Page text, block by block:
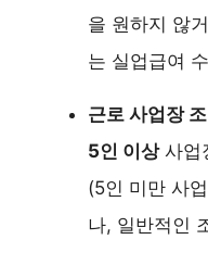
을 원하지 않
는 실업급여
근로 사업장
5인 이상사업
(5인 미만 사
나, 일반적인